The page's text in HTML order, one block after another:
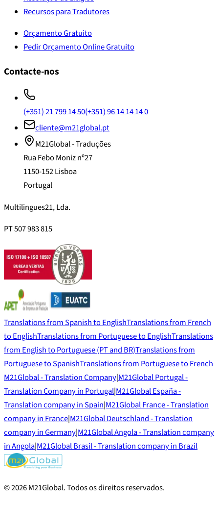
Recursos para Tradutores
Orçamento Gratuito
Pedir Orçamento Online Gratuito
Contacte-nos
(+351) 21 799 14 50(+351) 96 14 14 14 0
cliente@m21global.pt
M21Global - Traduções
Rua Febo Moniz nº27
1150-152 Lisboa
Portugal
Multilingues21, Lda.
PT 507 983 815
Translations from Spanish to EnglishTranslations from French
to EnglishTranslations from Portuguese to EnglishTranslations
from English to Portuguese (PT and BR)Translations from
Portuguese to SpanishTranslations from Portuguese to French
M21Global - Translation Company|M21Global Portugal -
Translation Company in Portugal|M21Global España -
Translation company in Spain|M21Global France - Translation
company in France|M21Global Deutschland - Translation
company in Germany|M21Global Angola - Translation company
in Angola|M21Global Brasil - Translation company in Brazil
©2026M21Global.Todos os direitos reservados.